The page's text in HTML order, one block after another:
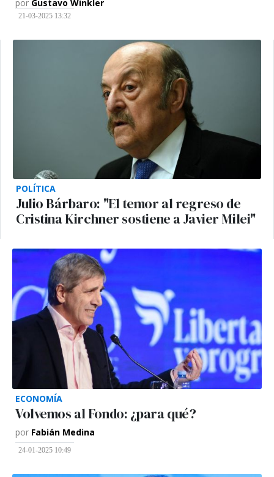
por Gustavo Winkler
21-03-2025 13:32
POLÍTICA
Julio Bárbaro: "El temor al regreso de
Cristina Kirchner sostiene a Javier Milei"
ECONOMÍA
Volvemos al Fondo: ¿para qué?
por Fabián Medina
24-01-2025 10:49